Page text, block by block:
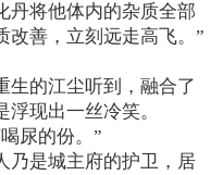
丹将他体内的杂质全部
改善，立刻远走高飞。”
的江尘听到，融合了
现出一丝冷笑。
尿的份。”
是城主府的护卫，居